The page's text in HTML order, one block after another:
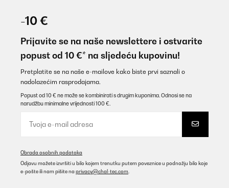
-10 €
Prijavite se na naše newslettere i ostvarite
popust od 10 €* na sljedeću kupovinu!
Pretplatite se na naše e-mailove kako biste prvi saznali o
nadolazećim rasprodajama.
Popust od 10 € ne može se kombinirati s drugim kuponima. Odnosi se na
narudžbu minimalne vrijednosti 100 €.
Obrada osobnih podataka
Odjavu možete izvršiti u bilo kojem trenutku putem poveznice u podnožju bilo koje
e-pošte ili nam pišite na privacy@chal-tec.com